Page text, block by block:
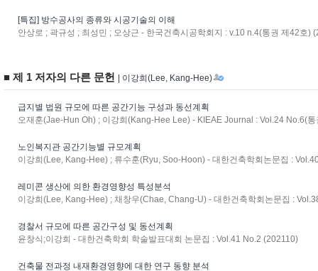
[특집] 방수공사의 종류와 시공기술의 이해
안상로 ; 곽규성 ; 최성민 ; 오상근 - 한국건축시공학회지 : v.10 n.4(통권 제42호)
■ 제 1 저자의 다른 문헌 | 이강희(Lee, Kang-Hee)
급지별 법원 규모에 따른 공간기능 구성과 동선계획
오재훈(Jae-Hun Oh) ; 이강희(Kang-Hee Lee) - KIEAE Journal : Vol.24 No.6(
노인복지관 공간기능별 규모계획
이강희(Lee, Kang-Hee) ; 류수훈(Ryu, Soo-Hoon) - 대한건축학회논문집 :
레미콘 생산에 의한 환경영향성 특성분석
이강희(Lee, Kang-Hee) ; 채창우(Chae, Chang-U) - 대한건축학회논문집 :
경찰서 규모에 따른 공간구성 및 동선계획
윤창식;이강희 - 대한건축학회 학술발표대회 논문집 : Vol.41 No.2 (202110)
건축물 전과정 내재환경영향에 대한 연구 동향 분석